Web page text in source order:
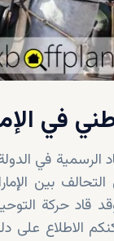
في
الرسمية في
بين
قاد حركة
الاطلاع على